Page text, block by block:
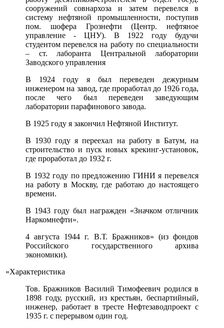
сооружений совнархоза и затем перевелся в
систему нефтяной промышленности, поступив
пом. шофера Грознефти (Центр. нефтяное
управление - ЦНУ). В 1922 году будучи
студентом перевелся на работу по специальности
– ст. лаборанта Центральной лаборатории
Заводского управления
В 1924 году я был переведен дежурным
инженером на завод, где проработал до 1926 года,
после чего был переведен заведующим
лаборатории парафинового завода.
В 1925 году я закончил Нефтяной Институт.
В 1930 году я переехал на работу в Батум, на
строительство и пуск новых крекинг-установок,
где проработал до 1932 г.
В 1932 году по предложению ГИНИ я перевелся
на работу в Москву, где работаю до настоящего
времени.
В 1943 году был награжден «Значком отличник
Наркомнефти».
4 августа 1944 г. В.Т. Бражников» (из фондов
Российского государственного архива
экономики).
«Характеристика
Тов. Бражников Василий Тимофеевич родился в
1898 году, русский, из крестьян, беспартийный,
инженер, работает в тресте Нефтезаводпроект с
1935 г. с перерывом один год.